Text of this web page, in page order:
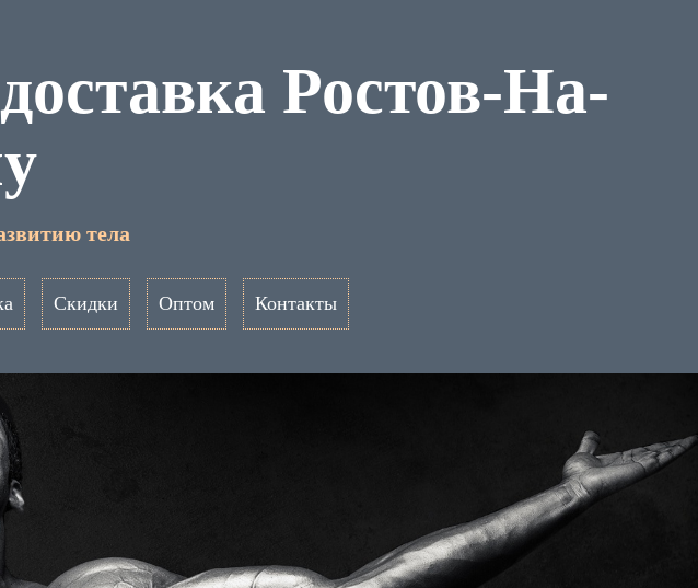
Ростов-На-
тела
Скидки Оптом Контакты